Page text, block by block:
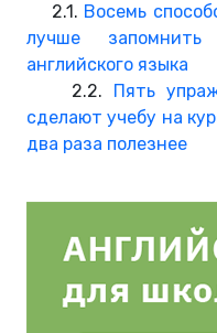
2.1. Восемь
лучше
английского языка
2.2. Пять
сделают учебу на
два раза полезнее